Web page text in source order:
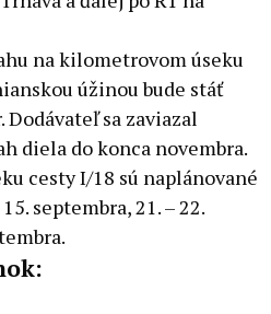
na kilometrovom úseku
úžinou bude stáť
sa zaviazal
diela do konca novembra.
cesty I/18 sú naplánované
septembra, 21. – 22.